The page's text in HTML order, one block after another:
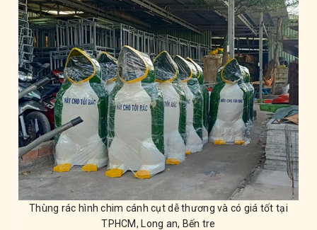
Thùng rác hình chim cánh cụt dễ thương và có giá tốt tại
TPHCM, Long an, Bến tre